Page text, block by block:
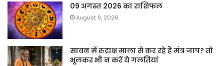
09 अगस्त 2026 का राशिफल
August 9, 2026
सावन में रुद्राक्ष माला से कर रहे हैं मंत्र जाप? तो
भूलकर भी न करें ये गलतियां